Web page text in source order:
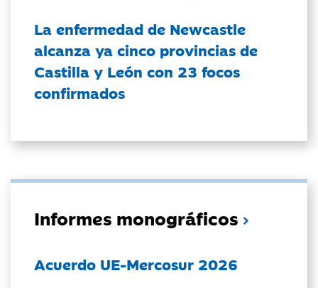
La enfermedad de Newcastle
alcanza ya cinco provincias de
Castilla y León con 23 focos
confirmados
Informes monográficos
Acuerdo UE-Mercosur 2026